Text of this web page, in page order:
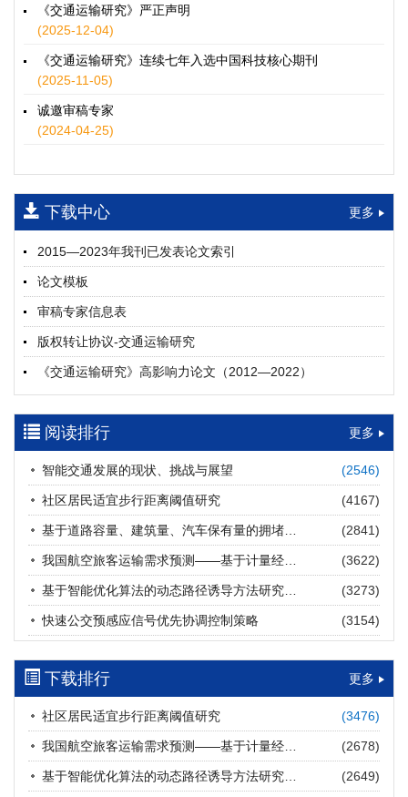
水运港-船多能源融合技术及集成应用——以宁波舟山港穿山港
童亮, 袁裕鹏, 袁成清, 唐道贵, 钟晓晖, 严新平
2026, 12(3): 125-136.
9931.2026.03.010
摘要 (30 ) HTML
师瑞峰, 程龙飞, 张凌志, 王亚彬, 刘状壮
2026, 12(3): 137-150.https://doi.org/10.16503/j.cnki.2095-
9931.2026.03.011
摘要 (14) HTML(13)
基于TimeXer模型的高速公路服务区充电负荷预测
孙偲赫, 宋国华, 朱子俊, 范鹏飞, 石莹
2026, 12(3): 151-162.
9931.2026.03.012
摘要 (20) HTML(20)
多层能源供给网络下高速公路系统韧性提升方法
郝泉霖, 兰富安, 赖波, 陈立栋, 宋志英, 郑帅
2026, 12(3): 163-175.https://doi.org/10.16503/j.cnki.2095-
9931.2026.03.013
摘要 (14) HTML(12)
道路建养运通用碳核算方法及应用
王元庆, 王皎, 刘圆圆, 于谦, 刘聂旸子, 杨诗雨
2026, 12(3): 176-189.https://doi.org/10.16503/j.cnki.2095-
9931.2026.03.014
摘要 (12) HTML(12)
西部陆海新通道氢走廊建设对交通运输领域低碳转型的推动作
用
罗文格, 黄承锋, 关海长
2026, 12(3): 190-201.https://doi.org/10.16503/j.cnki.2095-
9931.2026.03.015
摘要 (22) HTML(21)
交能融合背景下零碳货运走廊利益主体的策略演化与影响因素
张海涛, 姚琛, 唐治豪, 谢明辉, 王元庆
2026, 12(3): 202-216.https://doi.org/10.16503/j.cnki.2095-
9931.2026.03.016
《交通运输研究》严正声明
(2025-12-04)
《交通运输研究》连续七年入选中国科技核心期刊
(2025-11-05)
诚邀审稿专家
(2024-04-25)
下载中心 更多
2015—2023年我刊已发表论文索引
论文模板
审稿专家信息表
版权转让协议-交通运输研究
《交通运输研究》高影响力论文（2012—2022）
中英文摘要撰写规范及样例
阅读排行 更多
智能交通发展的现状、挑战与展望 (2546)
社区居民适宜步行距离阈值研究 (4167)
(2841)
(3622)
(3273)
快速公交预感应信号优先协调控制策略 (3154)
下载排行 更多
社区居民适宜步行距离阈值研究 (3476)
(2678)
(2649)